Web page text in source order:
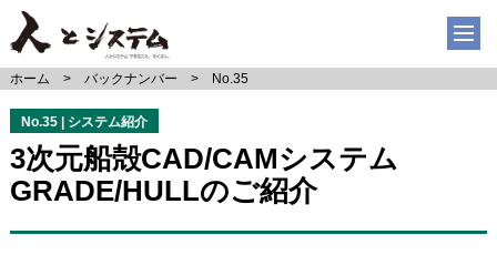
ホーム バックナンバー No.35
No.35 | システム紹介
3次元船殻CAD/CAMシステム
GRADE/HULLのご紹介